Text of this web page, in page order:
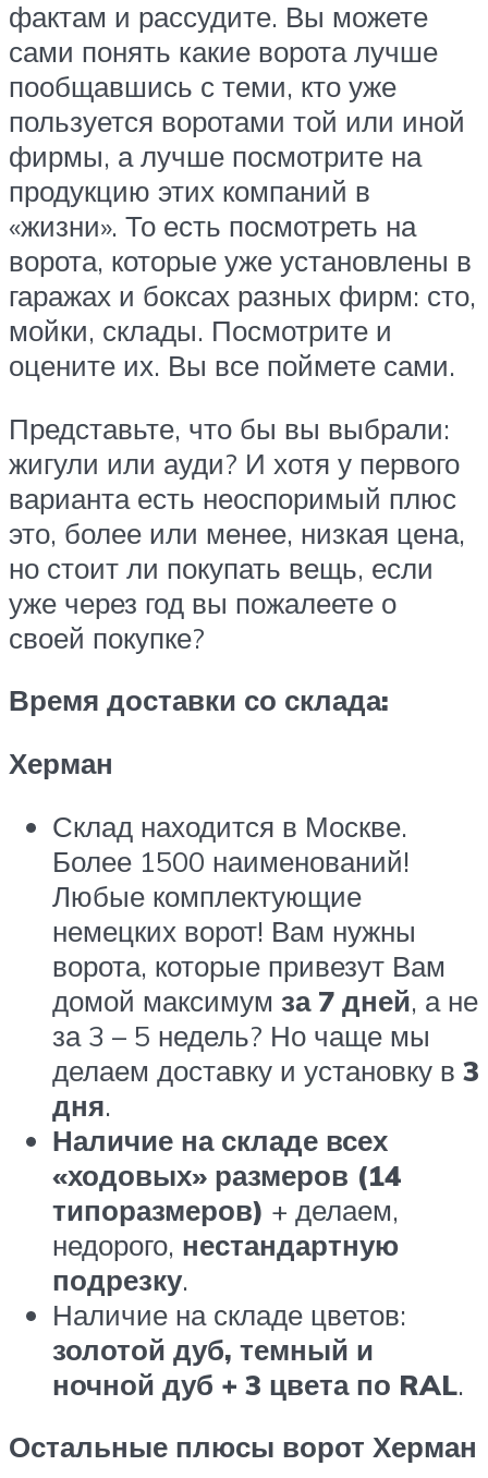
фактам и рассудите. Вы можете
сами понять какие ворота лучше
пообщавшись с теми, кто уже
пользуется воротами той или иной
фирмы, а лучше посмотрите на
продукцию этих компаний в
«жизни». То есть посмотреть на
ворота, которые уже установлены в
гаражах и боксах разных фирм: сто,
мойки, склады. Посмотрите и
оцените их. Вы все поймете сами.
Представьте, что бы вы выбрали:
жигули или ауди? И хотя у первого
варианта есть неоспоримый плюс
это, более или менее, низкая цена,
но стоит ли покупать вещь, если
уже через год вы пожалеете о
своей покупке?
Время доставки со склада:
Херман
Склад находится в Москве.
Более 1500 наименований!
Любые комплектующие
немецких ворот! Вам нужны
ворота, которые привезут Вам
домой максимум за 7 дней, а не
за 3 – 5 недель? Но чаще мы
делаем доставку и установку в 3
дня.
Наличие на складе всех
«ходовых» размеров (14
типоразмеров) + делаем,
недорого, нестандартную
подрезку.
Наличие на складе цветов:
золотой дуб, темный и
ночной дуб + 3 цвета по RAL.
Остальные плюсы ворот Херман